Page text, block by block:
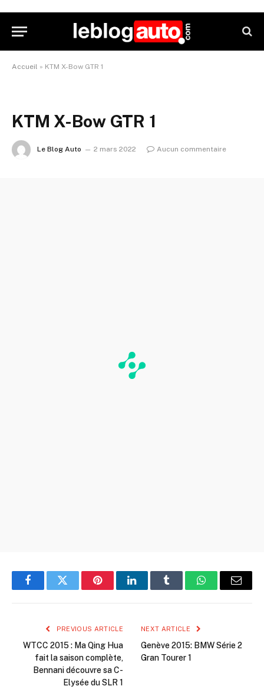
Accueil » KTM X-Bow GTR 1
KTM X-Bow GTR 1
Le Blog Auto 2 mars 2022 Aucun commentaire
FacebookTwitter PinterestLinkedInTumblr WhatsAppEmail
PREVIOUS ARTICLE
WTCC 2015 : Ma Qing Hua
fait la saison complète,
Bennani découvre sa C-
Elysée du SLR 1
NEXT ARTICLE
Genève 2015: BMW Série 2
Gran Tourer 1